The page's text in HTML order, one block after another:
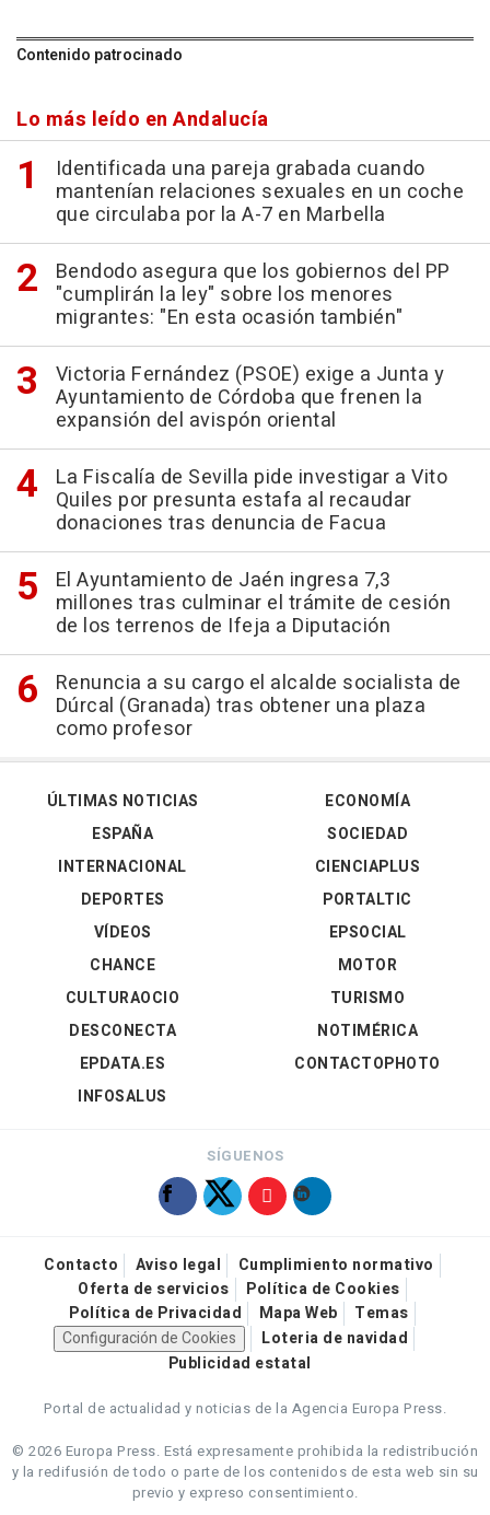
Contenido patrocinado
Lo más leído en Andalucía
Identificada una pareja grabada cuando
mantenían relaciones sexuales en un coche
que circulaba por la A-7 en Marbella
Bendodo asegura que los gobiernos del PP
"cumplirán la ley" sobre los menores
migrantes: "En esta ocasión también"
Victoria Fernández (PSOE) exige a Junta y
Ayuntamiento de Córdoba que frenen la
expansión del avispón oriental
La Fiscalía de Sevilla pide investigar a Vito
Quiles por presunta estafa al recaudar
donaciones tras denuncia de Facua
El Ayuntamiento de Jaén ingresa 7,3
millones tras culminar el trámite de cesión
de los terrenos de Ifeja a Diputación
Renuncia a su cargo el alcalde socialista de
Dúrcal (Granada) tras obtener una plaza
como profesor
ÚLTIMAS NOTICIAS
ESPAÑA
INTERNACIONAL
DEPORTES
VÍDEOS
ECONOMÍA
SOCIEDAD
CIENCIAPLUS
PORTALTIC
EPSOCIAL
CHANCE
CULTURAOCIO
DESCONECTA
EPDATA.ES
INFOSALUS
MOTOR
TURISMO
NOTIMÉRICA
CONTACTOPHOTO
SÍGUENOS
Contacto Aviso legal
Cumplimiento normativo
Oferta de servicios
Política de Cookies
Política de Privacidad
Mapa Web
Temas
Configuración de Cookies
Loteria de navidad
Publicidad estatal
Portal de actualidad y noticias de la Agencia Europa Press.
© 2026 Europa Press. Está expresamente prohibida la redistribución
y la redifusión de todo o parte de los contenidos de esta web sin su
previo y expreso consentimiento.